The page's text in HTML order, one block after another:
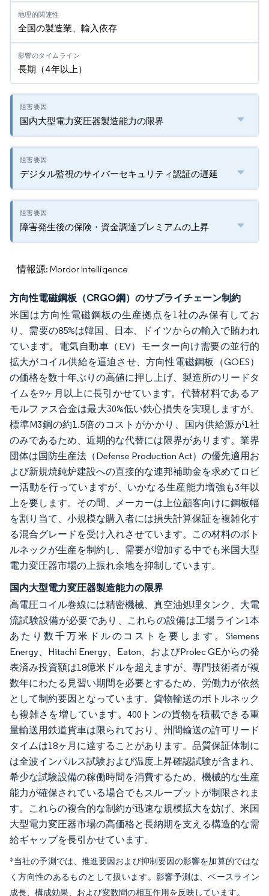
全国の製造業、輸入依存
長期（4年以上）
国内大型電力変圧器製造能力の限界
デジタル監視のサイバーセキュリティ認証の遅延
障害発生後の保険・資金調達プレミアムの上昇
情報源: Mordor Intelligence
方向性電磁鋼板（CRGO鋼）のサプライチェーン制約
米国は方向性電磁鋼板の生産拠点を1社のみ保有してお
り、需要の85%は韓国、日本、ドイツからの輸入で賄われ
ています。電気自動車（EV）モーター向け需要の並行的
拡大がコイル供給を逼迫させ、方向性電磁鋼板（GOES）
の価格を数十年ぶりの高値に押し上げ、製造所のリードタ
イムを9ヶ月以上に長引かせています。代替材料であるア
モルファス合金は最大30%低い鉄心損失を実現しますが、
標準M3鋼の約1.5倍のコストがかかり、国内供給源が1社
のみであるため、近期的な代替には限界があります。業界
団体は国防生産法（Defense Production Act）の優先適用お
よび新規焼鈍炉建設への直接的な連邦補助金を求めてロビ
ー活動を行っていますが、いかなる生産能力増強も3年以
上を要します。その間、メーカーは上位顧客向けに鋼板幅
を割り当て、小規模な購入者には損失計算保証を複雑化す
る混合グレードを受け入れさせています。この材料のボト
ルネックが生産を制約し、需要が増加する中でも米国大型
電力変圧器市場の上振れ余地を抑制しています。
国内大型電力変圧器製造能力の限界
高電圧コイル巻線には精密機械、真空油処理タンク、大電
流試験設備が必要であり、これらの設備は工場ライン1本
あたり数千万米ドルのコストを要します。Siemens
Energy、Hitachi Energy、Eaton、およびProlec GEからの発
表済み投資額は18億米ドルを超えますが、専門技術者が複
数年にわたる見習い期間を必要とするため、労働力が依然
として制約要因となっています。貨物輸送のボトルネック
も複雑さを増しています。400トンの貨物を積載できる重
量輸送用鉄道貨車は限られており、州間輸送の許可リード
タイムは18ヶ月に達することがあります。品質保証体制に
は全波インパルス試験および温度上昇確認試験が含まれ、
希少な試験設備の稼働時間を消費するため、機械的な生産
能力が確保されている場合でもスループットが制限されま
す。これらの複合的な制約が迅速な規模拡大を妨げ、米国
大型電力変圧器市場の高価格と長納期を支える構造的な需
給ギャップを長引かせています。
*当社の予測では、推進要因および抑制要因の影響を加算的ではな
く方向性のあるものとして扱います。影響予測は、ベースライン
成長、構成効果、および変数間の相互作用を反映しています。